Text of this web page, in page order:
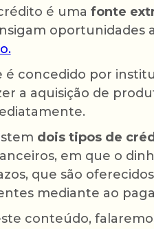
é uma fonte
oportunidades
é concedido por
a aquisição de
dois tipos de
em que o
que são
mediante ao
conteúdo,